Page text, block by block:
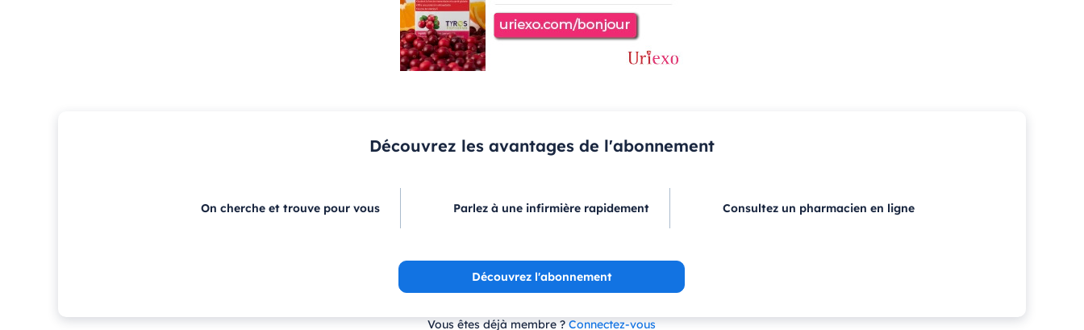
Découvrez les avantages de l'abonnement
On cherche et trouve pour vous Parlez à une infirmière rapidement Consultez un pharmacien en ligne
Découvrez l'abonnement
Vous êtes déjà membre ? Connectez-vous